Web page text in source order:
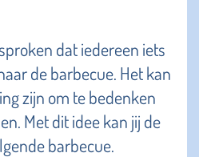
dat iedereen iets
de barbecue. Het kan
zijn om te bedenken
Met dit idee kan jij de
barbecue.